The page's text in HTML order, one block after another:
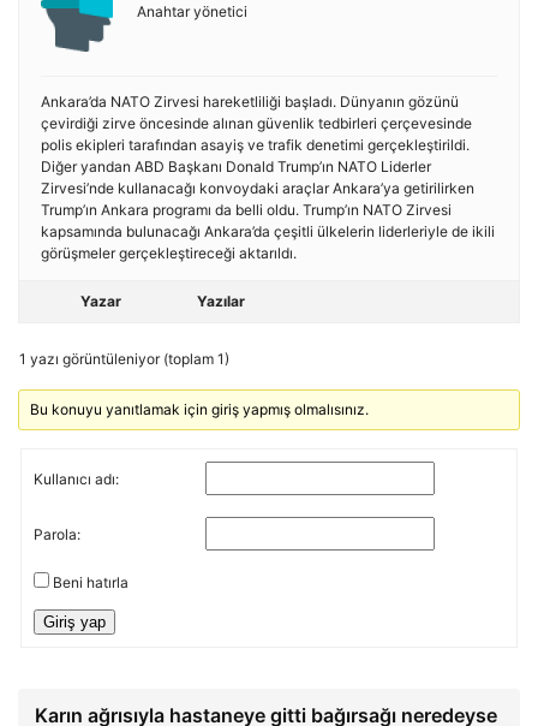
Anahtar yönetici
Ankara’da NATO Zirvesi hareketliliği başladı. Dünyanın gözünü
çevirdiği zirve öncesinde alınan güvenlik tedbirleri çerçevesinde
polis ekipleri tarafından asayiş ve trafik denetimi gerçekleştirildi.
Diğer yandan ABD Başkanı Donald Trump’ın NATO Liderler
Zirvesi’nde kullanacağı konvoydaki araçlar Ankara’ya getirilirken
Trump’ın Ankara programı da belli oldu. Trump’ın NATO Zirvesi
kapsamında bulunacağı Ankara’da çeşitli ülkelerin liderleriyle de ikili
görüşmeler gerçekleştireceği aktarıldı.
Yazar Yazılar
1 yazı görüntüleniyor (toplam 1)
Bu konuyu yanıtlamak için giriş yapmış olmalısınız.
Kullanıcı adı:
Parola:
Beni hatırla
Giriş yap
Karın ağrısıyla hastaneye gitti bağırsağı neredeyse